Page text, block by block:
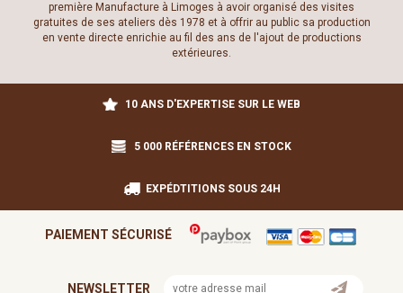
première Manufacture à Limoges à avoir organisé des visites
gratuites de ses ateliers dès 1978 et à offrir au public sa production
en vente directe enrichie au fil des ans de l'ajout de productions
extérieures.
10 ANS D'EXPERTISE SUR LE WEB
5 000 RÉFÉRENCES EN STOCK
EXPÉDTITIONS SOUS 24H
PAIEMENT SÉCURISÉ
NEWSLETTER